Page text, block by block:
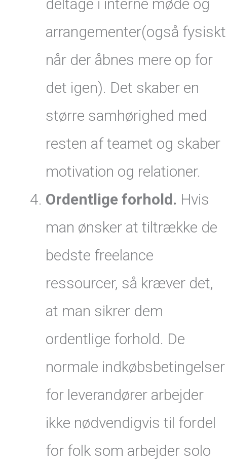
deltage i interne møde og
arrangementer(også fysiskt
når der åbnes mere op for
det igen). Det skaber en
større samhørighed med
resten af teamet og skaber
motivation og relationer.
Ordentlige forhold. Hvis
man ønsker at tiltrække de
bedste freelance
ressourcer, så kræver det,
at man sikrer dem
ordentlige forhold. De
normale indkøbsbetingelser
for leverandører arbejder
ikke nødvendigvis til fordel
for folk som arbejder solo